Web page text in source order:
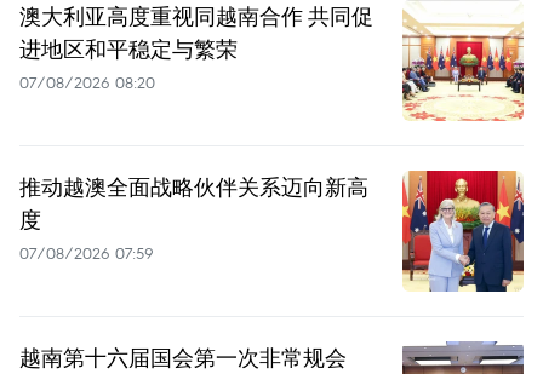
澳大利亚高度重视同越南合作 共同促
进地区和平稳定与繁荣
07/08/2026 08:20
推动越澳全面战略伙伴关系迈向新高
度
07/08/2026 07:59
越南第十六届国会第一次非常规会